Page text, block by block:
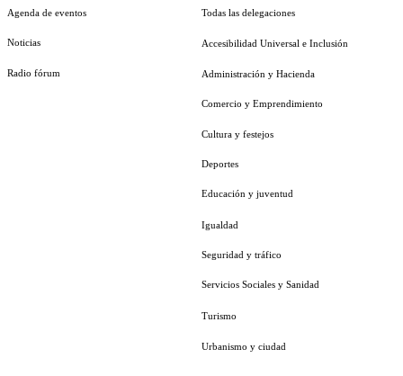
Agenda de eventos
Noticias
Radio fórum
Todas las delegaciones
Accesibilidad Universal e Inclusión
Administración y Hacienda
Comercio y Emprendimiento
Cultura y festejos
Deportes
Educación y juventud
Igualdad
Seguridad y tráfico
Servicios Sociales y Sanidad
Turismo
Urbanismo y ciudad